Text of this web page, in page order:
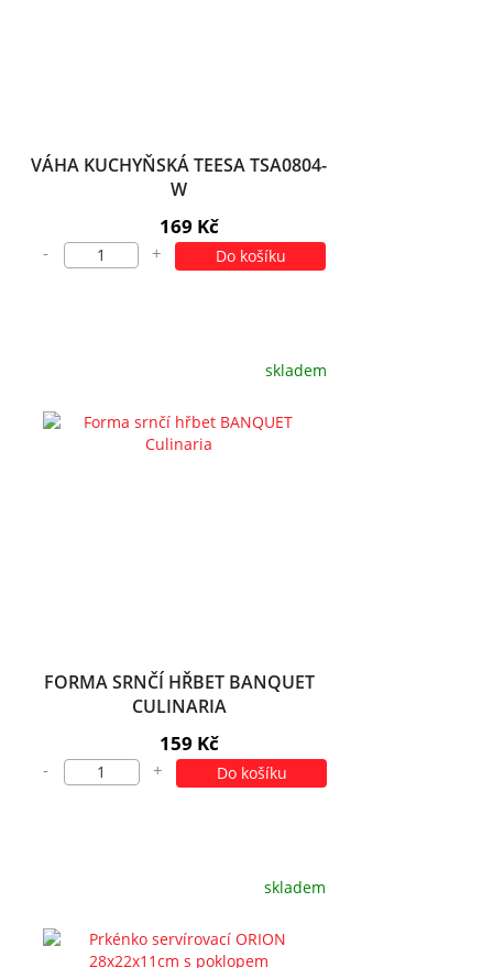
VÁHA KUCHYŇSKÁ TEESA TSA0804-
W
169 Kč
- + Do košíku
skladem
FORMA SRNČÍ HŘBET BANQUET
CULINARIA
159 Kč
- + Do košíku
skladem